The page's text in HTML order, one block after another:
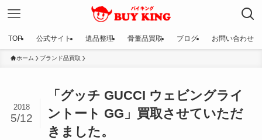
TOP 公式サイト 遺品整理 骨董品買取 ブログ お問い合わせ
ホーム ブランド品買取
「グッチ GUCCI ウェビングライ
ントート GG」買取させていただ
きました。
2018
5/12